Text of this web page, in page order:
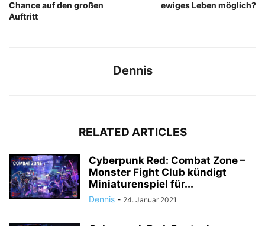
Chance auf den großen
Auftritt
ewiges Leben möglich?
Dennis
RELATED ARTICLES
Cyberpunk Red: Combat Zone –
Monster Fight Club kündigt
Miniaturenspiel für...
Dennis - 24. Januar 2021